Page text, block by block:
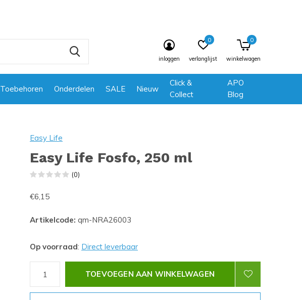
Toebehoren Onderdelen SALE Nieuw
Click &
Collect
APO
Blog
inloggen verlanglijst
0
winkelwagen
0
Easy Life
Easy Life Fosfo, 250 ml
(0)
€6,15
Artikelcode: qm-NRA26003
Op voorraad: Direct leverbaar
TOEVOEGEN AAN WINKELWAGEN